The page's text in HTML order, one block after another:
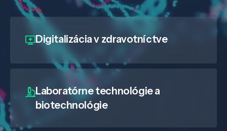
Digitalizáciav zdravotníctve
Laboratórne technológie a
biotechnológie